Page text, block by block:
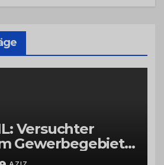
Versuchter
Gewerbegebiet